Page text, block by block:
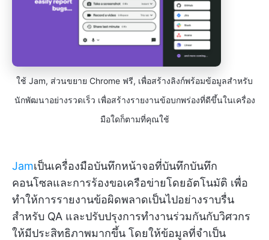
ใช้ Jam, ส่วนขยาย Chrome ฟรี, เพื่อสร้างลิงก์พร้อมข้อมูลสำหรับ
นักพัฒนาอย่างรวดเร็ว เพื่อสร้างรายงานข้อบกพร่องที่ดีขึ้นในเครื่อง
มือใดก็ตามที่คุณใช้
Jamเป็นเครื่องมือบันทึกหน้าจอที่บันทึกบันทึก
คอนโซลและการร้องขอเครือข่ายโดยอัตโนมัติ เพื่อ
ทำให้การรายงานข้อผิดพลาดเป็นไปอย่างราบรื่น
สำหรับ QA และปรับปรุงการทำงานร่วมกันกับวิศวกร
ให้มีประสิทธิภาพมากขึ้น โดยให้ข้อมูลที่จำเป็น